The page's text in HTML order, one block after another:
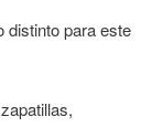
distinto para este